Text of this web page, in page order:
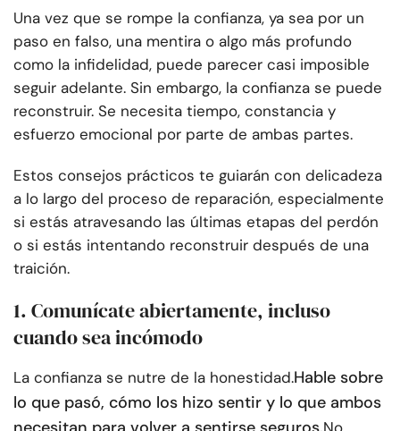
Una vez que se rompe la confianza, ya sea por un
paso en falso, una mentira o algo más profundo
como la infidelidad, puede parecer casi imposible
seguir adelante. Sin embargo, la confianza se puede
reconstruir. Se necesita tiempo, constancia y
esfuerzo emocional por parte de ambas partes.
Estos consejos prácticos te guiarán con delicadeza
a lo largo del proceso de reparación, especialmente
si estás atravesando las últimas etapas del perdón
o si estás intentando reconstruir después de una
traición.
1. Comunícate abiertamente, incluso
cuando sea incómodo
La confianza se nutre de la honestidad.Hable sobre
lo que pasó, cómo los hizo sentir y lo que ambos